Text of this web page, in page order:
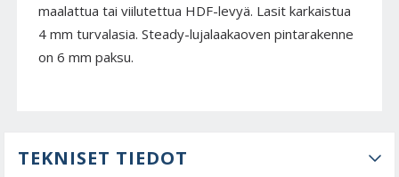
maalattua tai viilutettua HDF-levyä. Lasit karkaistua
4 mm turvalasia. Steady-lujalaakaoven pintarakenne
on 6 mm paksu.
TEKNISET TIEDOT